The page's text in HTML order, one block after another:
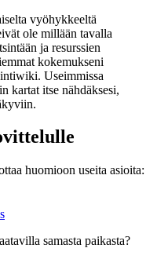
vyöhykkeeltä
ole millään tavalla
ja resurssien
kokemukseni
. Useimmissa
kartat itse nähdäksesi,
huomioon useita asioita:
samasta paikasta?